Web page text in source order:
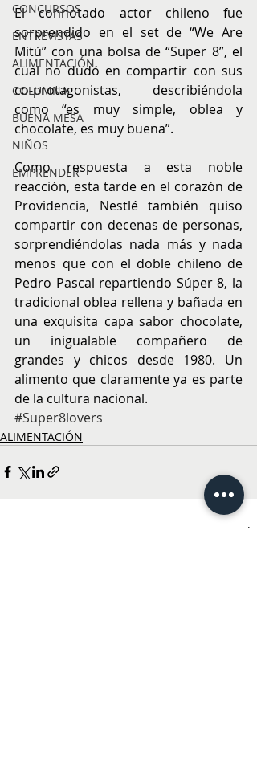
CONCURSOS
ENTREVISTAS
ALIMENTACIÓN
COLUMNA
BUENA MESA
NIÑOS
EMPRENDER
El connotado actor chileno fue
sorprendido en el set de “We Are
Mitú” con una bolsa de “Super 8”, el
cual no dudó en compartir con sus
co-protagonistas, describiéndola
como “es muy simple, oblea y
chocolate, es muy buena”.
Como respuesta a esta noble
reacción, esta tarde en el corazón de
Providencia, Nestlé también quiso
compartir con decenas de personas,
sorprendiéndolas nada más y nada
menos que con el doble chileno de
Pedro Pascal repartiendo Súper 8, la
tradicional oblea rellena y bañada en
una exquisita capa sabor chocolate,
un inigualable compañero de
grandes y chicos desde 1980. Un
alimento que claramente ya es parte
de la cultura nacional.
#Super8lovers
ALIMENTACIÓN
Ver todo